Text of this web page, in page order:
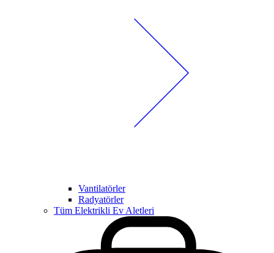
Vantilatörler
Radyatörler
Tüm Elektrikli Ev Aletleri